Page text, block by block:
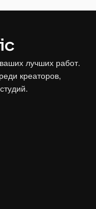
лучших работ.
креаторов,